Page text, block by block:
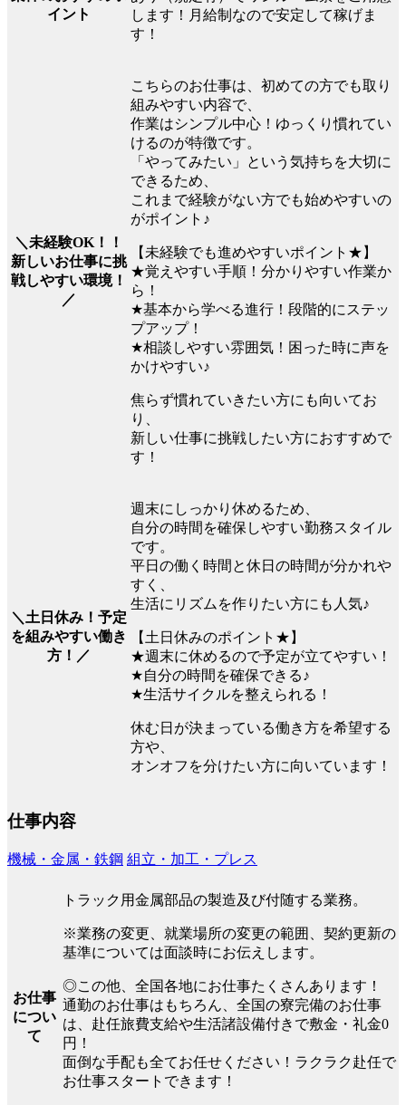
イント
します！月給制なので安定して稼げま
す！
＼未経験OK！！
新しいお仕事に挑
戦しやすい環境！
／
こちらのお仕事は、初めての方でも取り
組みやすい内容で、
作業はシンプル中心！ゆっくり慣れてい
けるのが特徴です。
「やってみたい」という気持ちを大切に
できるため、
これまで経験がない方でも始めやすいの
がポイント♪
【未経験でも進めやすいポイント★】
★覚えやすい手順！分かりやすい作業か
ら！
★基本から学べる進行！段階的にステッ
プアップ！
★相談しやすい雰囲気！困った時に声を
かけやすい♪
焦らず慣れていきたい方にも向いてお
り、
新しい仕事に挑戦したい方におすすめで
す！
＼土日休み！予定
を組みやすい働き
方！／
週末にしっかり休めるため、
自分の時間を確保しやすい勤務スタイル
です。
平日の働く時間と休日の時間が分かれや
すく、
生活にリズムを作りたい方にも人気♪
【土日休みのポイント★】
★週末に休めるので予定が立てやすい！
★自分の時間を確保できる♪
★生活サイクルを整えられる！
休む日が決まっている働き方を希望する
方や、
オンオフを分けたい方に向いています！
仕事内容
機械・金属・鉄鋼 組立・加工・プレス
お仕事
につい
て
トラック用金属部品の製造及び付随する業務。
※業務の変更、就業場所の変更の範囲、契約更新の
基準については面談時にお伝えします。
◎この他、全国各地にお仕事たくさんあります！
通勤のお仕事はもちろん、全国の寮完備のお仕事
は、赴任旅費支給や生活諸設備付きで敷金・礼金0
円！
面倒な手配も全てお任せください！ラクラク赴任で
お仕事スタートできます！